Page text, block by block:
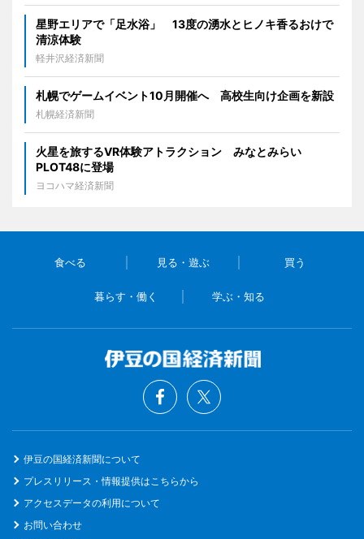
星野エリアで「足水浴」 13度の湧水とヒノキ香るおけで
清涼体験
軽井沢経済新聞
札幌でゲームイベント10月開催へ 高校生向け企画を新設
札幌経済新聞
火星を旅するVR体験アトラクション みなとみらい
PLOT48に登場
ヨコハマ経済新聞
食べる 見る・遊ぶ 買う
暮らす・働く 学ぶ・知る
伊豆の国経済新聞について
プレスリリース・情報提供はこちらから
アクセスデータの利用について
お問い合わせ